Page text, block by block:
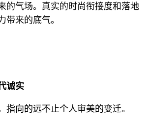
的气场。真实的时尚衔接度和落地
带来的底气。
诚实
指向的远不止个人审美的变迁。